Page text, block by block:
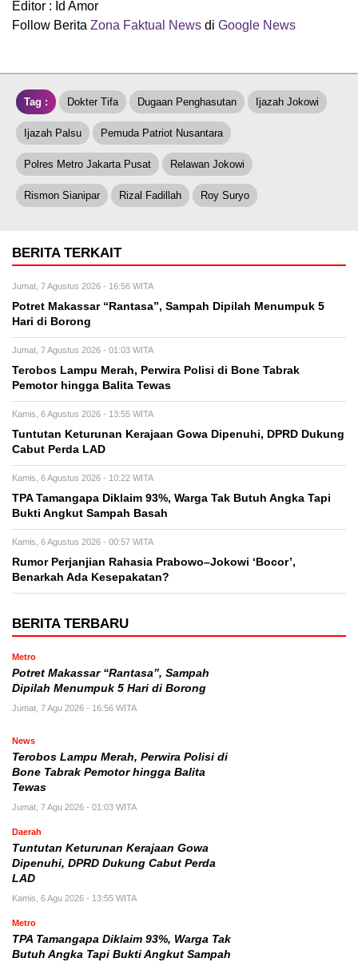
Editor : Id Amor
Follow Berita Zona Faktual News di Google News
Tag : Dokter Tifa Dugaan Penghasutan Ijazah Jokowi
Ijazah Palsu Pemuda Patriot Nusantara
Polres Metro Jakarta Pusat Relawan Jokowi
Rismon Sianipar Rizal Fadillah Roy Suryo
BERITA TERKAIT
Jumat, 7 Agustus 2026 - 16:56 WITA
Potret Makassar “Rantasa”, Sampah Dipilah Menumpuk 5
Hari di Borong
Jumat, 7 Agustus 2026 - 01:03 WITA
Terobos Lampu Merah, Perwira Polisi di Bone Tabrak
Pemotor hingga Balita Tewas
Kamis, 6 Agustus 2026 - 13:55 WITA
Tuntutan Keturunan Kerajaan Gowa Dipenuhi, DPRD Dukung
Cabut Perda LAD
Kamis, 6 Agustus 2026 - 10:22 WITA
TPA Tamangapa Diklaim 93%, Warga Tak Butuh Angka Tapi
Bukti Angkut Sampah Basah
Kamis, 6 Agustus 2026 - 00:57 WITA
Rumor Perjanjian Rahasia Prabowo–Jokowi ‘Bocor’,
Benarkah Ada Kesepakatan?
BERITA TERBARU
Metro
Potret Makassar “Rantasa”, Sampah
Dipilah Menumpuk 5 Hari di Borong
Jumat, 7 Agu 2026 - 16:56 WITA
News
Terobos Lampu Merah, Perwira Polisi di
Bone Tabrak Pemotor hingga Balita
Tewas
Jumat, 7 Agu 2026 - 01:03 WITA
Daerah
Tuntutan Keturunan Kerajaan Gowa
Dipenuhi, DPRD Dukung Cabut Perda
LAD
Kamis, 6 Agu 2026 - 13:55 WITA
Metro
TPA Tamangapa Diklaim 93%, Warga Tak
Butuh Angka Tapi Bukti Angkut Sampah